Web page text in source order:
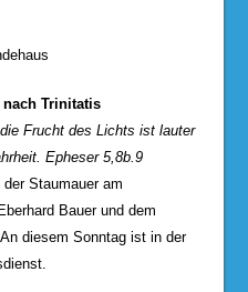
Trinitatis
Frucht des Lichts ist lauter
Epheser 5,8b.9
Staumauer am
Bauer und dem
diesem Sonntag ist in der